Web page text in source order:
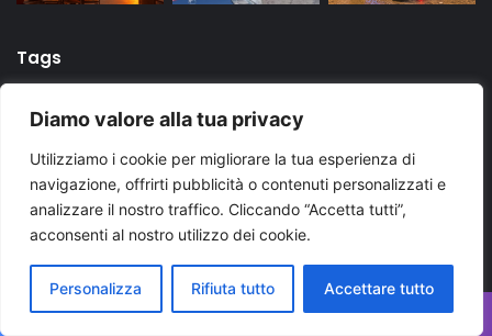
Diamo valore alla tua privacy
Utilizziamo i cookie per migliorare la tua esperienza di
navigazione, offrirti pubblicità o contenuti personalizzati e
analizzare il nostro traffico. Cliccando “Accetta tutti”,
acconsenti al nostro utilizzo dei cookie.
Personalizza Rifiuta tutto Accettare tutto
Tags
arresto bari Brindisi carabinieri
evidenza Foggia Lecce Martina Franca news
News Puglia notizie polizia di stato puglia
Regione Puglia taranto Ultime notizie Puglia